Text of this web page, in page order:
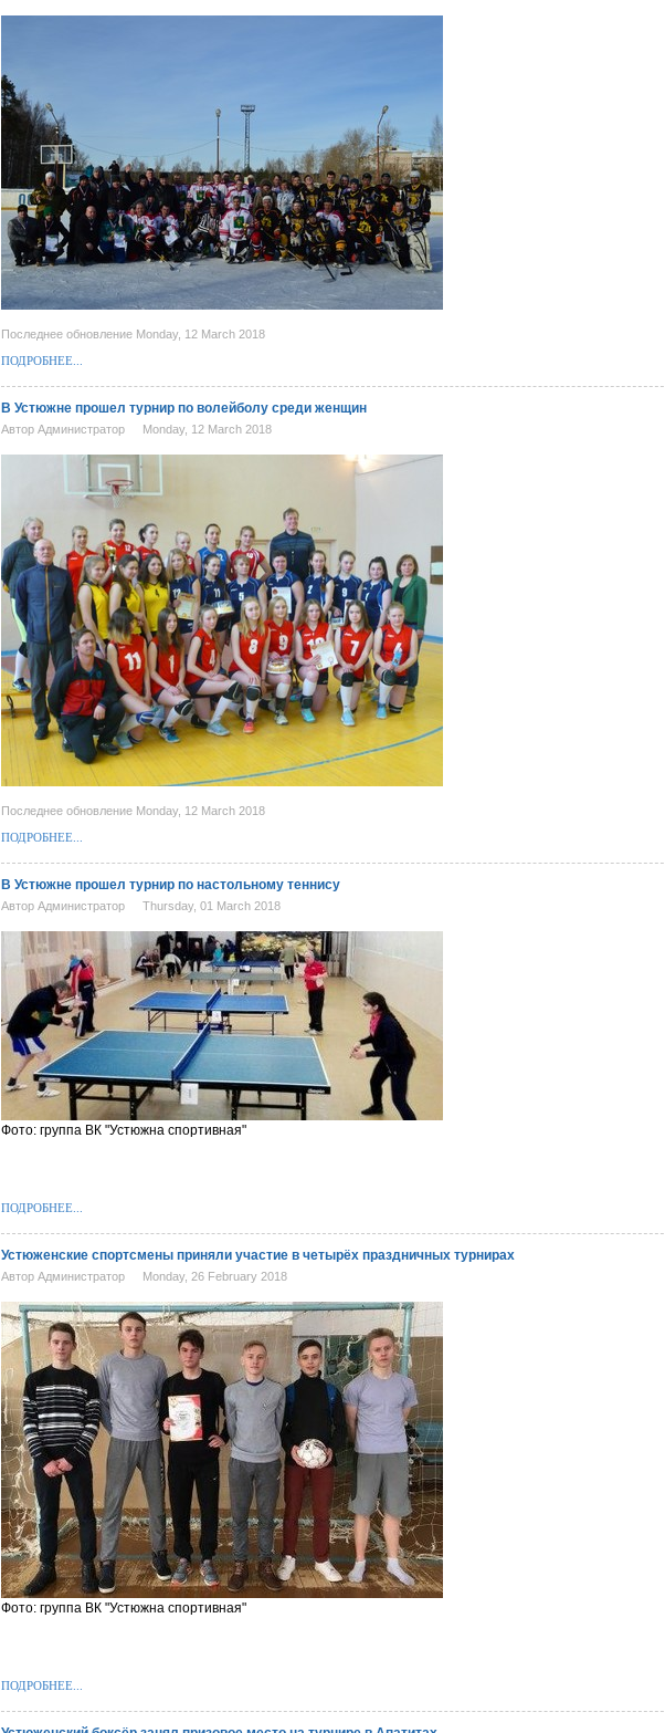
Последнее обновление Monday, 12 March 2018
ПОДРОБНЕЕ...
В Устюжне прошел турнир по волейболу среди женщин
Автор Администратор Monday, 12 March 2018
Последнее обновление Monday, 12 March 2018
ПОДРОБНЕЕ...
В Устюжне прошел турнир по настольному теннису
Автор Администратор Thursday, 01 March 2018
Фото: группа ВК "Устюжна спортивная"
ПОДРОБНЕЕ...
Устюженские спортсмены приняли участие в четырёх праздничных турнирах
Автор Администратор Monday, 26 February 2018
Фото: группа ВК "Устюжна спортивная"
ПОДРОБНЕЕ...